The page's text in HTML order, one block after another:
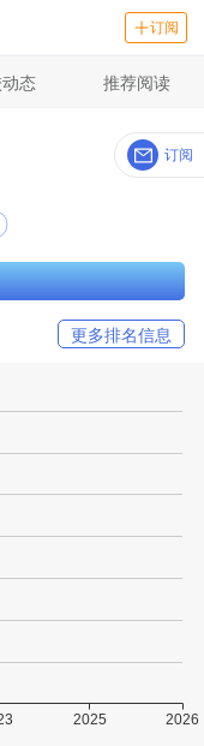
订阅
态 推荐阅读
订阅
更多排名信息